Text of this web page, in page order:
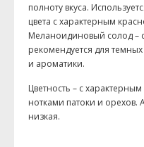
полноту вкуса.
цвета с характерным
Меланоидиновый солод –
рекомендуется для
и ароматики.
Цветность – с
нотками патоки и орехов.
низкая.